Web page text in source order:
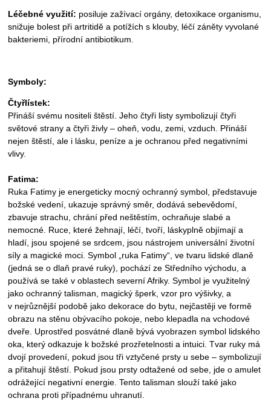
Léčebné využití: posiluje zažívací orgány, detoxikace organismu,
snižuje bolest při artritidě a potížích s klouby, léčí záněty vyvolané
bakteriemi, přírodní antibiotikum.
Symboly:
Čtyřlístek:
Přináší svému nositeli štěstí. Jeho čtyři listy symbolizují čtyři
světové strany a čtyři živly – oheň, vodu, zemi, vzduch. Přináší
nejen štěstí, ale i lásku, peníze a je ochranou před negativními
vlivy.
Fatima:
Ruka Fatimy je energeticky mocný ochranný symbol, představuje
božské vedení, ukazuje správný směr, dodává sebevědomí,
zbavuje strachu, chrání před neštěstím, ochraňuje slabé a
nemocné. Ruce, které žehnají, léčí, tvoří, láskyplně objímají a
hladí, jsou spojené se srdcem, jsou nástrojem universální životní
síly a magické moci. Symbol „ruka Fatimy“, ve tvaru lidské dlaně
(jedná se o dlaň pravé ruky), pochází ze Středního východu, a
používá se také v oblastech severní Afriky. Symbol je využitelný
jako ochranný talisman, magický šperk, vzor pro výšivky, a
v nejrůznější podobě jako dekorace do bytu, nejčastěji ve formě
obrazu na stěnu obývacího pokoje, nebo klepadla na vchodové
dveře. Uprostřed posvátné dlaně bývá vyobrazen symbol lidského
oka, který odkazuje k božské prozřetelnosti a intuici. Tvar ruky má
dvojí provedení, pokud jsou tři vztyčené prsty u sebe – symbolizují
a přitahují štěstí. Pokud jsou prsty odtažené od sebe, jde o amulet
odrážející negativní energie. Tento talisman slouží také jako
ochrana proti případnému uhranutí.